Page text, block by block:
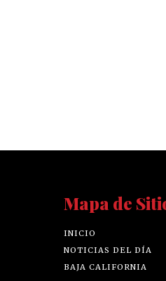
Mapa de
INICIO
NOTICIAS DEL DÍA
BAJA CALIFORNIA